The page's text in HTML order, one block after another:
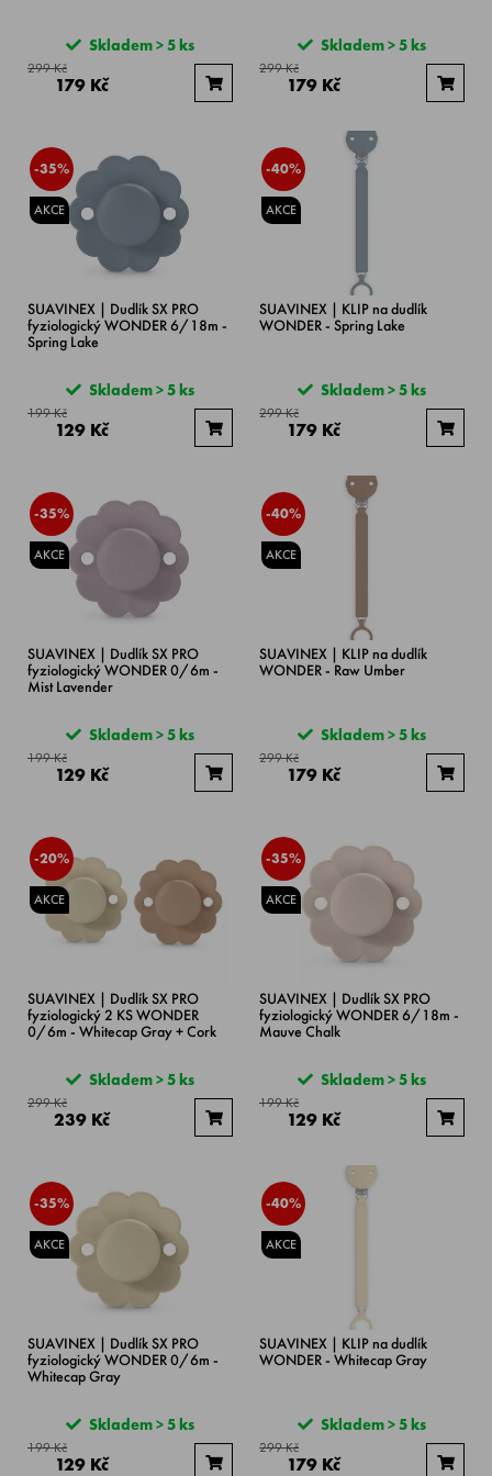
Skladem > 5 ks
299 Kč
179 Kč
Skladem > 5 ks
299 Kč
179 Kč
-35%
AKCE
SUAVINEX | Dudlík SX PRO
fyziologický WONDER 6/18m -
Spring Lake
Skladem > 5 ks
199 Kč
129 Kč
-40%
AKCE
SUAVINEX | KLIP na dudlík
WONDER - Spring Lake
Skladem > 5 ks
299 Kč
179 Kč
-35%
AKCE
SUAVINEX | Dudlík SX PRO
fyziologický WONDER 0/6m -
Mist Lavender
Skladem > 5 ks
199 Kč
129 Kč
-40%
AKCE
SUAVINEX | KLIP na dudlík
WONDER - Raw Umber
Skladem > 5 ks
299 Kč
179 Kč
-20%
AKCE
SUAVINEX | Dudlík SX PRO
fyziologický 2 KS WONDER
0/6m - Whitecap Gray + Cork
Skladem > 5 ks
299 Kč
239 Kč
-35%
AKCE
SUAVINEX | Dudlík SX PRO
fyziologický WONDER 6/18m -
Mauve Chalk
Skladem > 5 ks
199 Kč
129 Kč
-35%
AKCE
SUAVINEX | Dudlík SX PRO
fyziologický WONDER 0/6m -
Whitecap Gray
Skladem > 5 ks
199 Kč
129 Kč
-40%
AKCE
SUAVINEX | KLIP na dudlík
WONDER - Whitecap Gray
Skladem > 5 ks
299 Kč
179 Kč